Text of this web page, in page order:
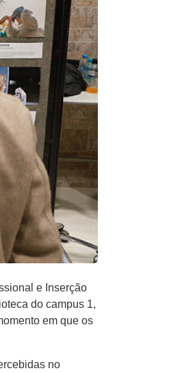
e Inserção
do campus 1,
em que os
no